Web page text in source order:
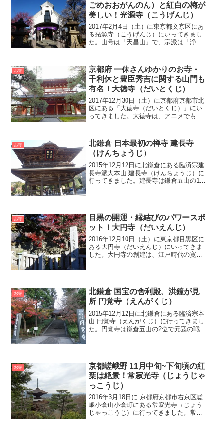
ごめおおがんのん）と紅白の梅が
美しい！光源寺（こうげんじ）
2017年2月4日（土）に東京都文京区にあ
る光源寺（こうげんじ）にいってきまし
た。山号は「天昌山」で、宗派は「浄土
現在の場所へは慶安元年（1648年）に移
設しました...
お寺
京都府 一休さんゆかりのお寺・
千利休と豊臣秀吉に関する山門も
有名！大徳寺（だいとくじ）
2017年12月30日（土）に京都府京都市北
区にある「大徳寺（だいとくじ）」にい
ってきました。大徳寺は、アニメでも人
興したお寺です。豊臣秀吉の怒りを買い
千利休の自刃の原...
お寺
北鎌倉 日本最初の禅寺 建長寺
（けんちょうじ）
2015年12月12日に北鎌倉にある臨済宗建
長寺派大本山 建長寺（けんちょうじ）に
行ってきました。建長寺は鎌倉五山の1位
お寺
目黒の開運・縁結びのパワースポ
ット！大円寺（だいえんじ）
2016年12月10日（土）に東京都目黒区に
ある大円寺（だいえんじ）にいってきま
した。大円寺の創建は、江戸時代の寛永
にあります。大...
お寺
北鎌倉 国宝の舎利殿、洪鐘が見
所 円覚寺（えんがくじ）
2015年12月12日に北鎌倉にある臨済宗本
山 円覚寺（えんがくじ）に行ってきまし
た。円覚寺は鎌倉五山の2位で元寇の戦没
お寺
京都嵯峨野 11月中旬~下旬頃の紅
葉は絶景！常寂光寺（じょうじゃ
っこうじ）
2016年3月18日に 京都府京都市右京区嵯
峨小倉山小倉町にある常寂光寺（じょう
じゃっこうじ）に行ってきました。常寂